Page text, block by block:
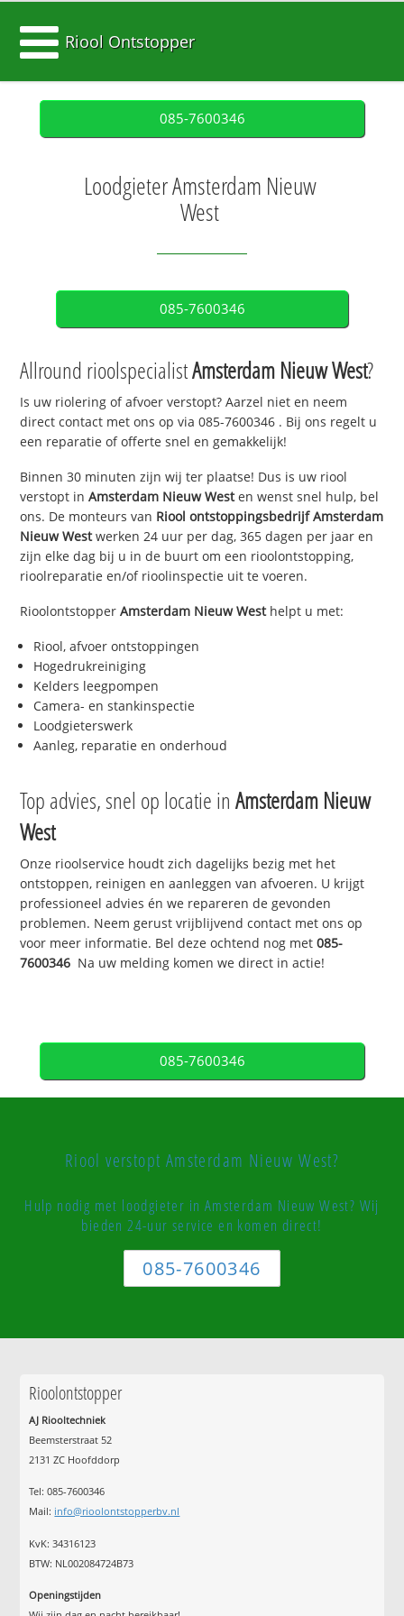
Riool Ontstopper
085-7600346
Loodgieter Amsterdam Nieuw
West
085-7600346
Allround rioolspecialistAmsterdam Nieuw West?
Is uw riolering of afvoer verstopt? Aarzel niet en neem
direct contact met ons op via085-7600346 . Bij ons regelt u
een reparatie of offerte snel en gemakkelijk!
Binnen 30 minuten zijn wij ter plaatse! Dus is uw riool
verstopt inAmsterdam Nieuw Westen wenst snel hulp, bel
ons. De monteurs van Riool ontstoppingsbedrijfAmsterdam
Nieuw West werken 24 uur per dag, 365 dagen per jaar en
zijn elke dag bij u in de buurt om een rioolontstopping,
rioolreparatie en/of rioolinspectie uit te voeren.
RioolontstopperAmsterdam Nieuw Westhelpt u met:
Riool, afvoer ontstoppingen
Hogedrukreiniging
Kelders leegpompen
Camera- en stankinspectie
Loodgieterswerk
Aanleg, reparatie en onderhoud
Top advies, snel op locatie inAmsterdam Nieuw
West
Onze rioolservice houdt zich dagelijks bezig met het
ontstoppen, reinigen en aanleggen van afvoeren. U krijgt
professioneel advies én we repareren de gevonden
problemen. Neem gerust vrijblijvend contact met ons op
voor meer informatie. Bel deze ochtend nog met085-
7600346 Na uw melding komen we direct in actie!
085-7600346
Riool verstopt Amsterdam Nieuw West?
Hulp nodig met loodgieter in Amsterdam Nieuw West? Wij
bieden 24-uur service en komen direct!
085-7600346
Rioolontstopper
AJ Riooltechniek
Beemsterstraat 52
2131 ZC Hoofddorp
Tel:085-7600346
Mail: info@rioolontstopperbv.nl
KvK: 34316123
BTW: NL002084724B73
Openingstijden